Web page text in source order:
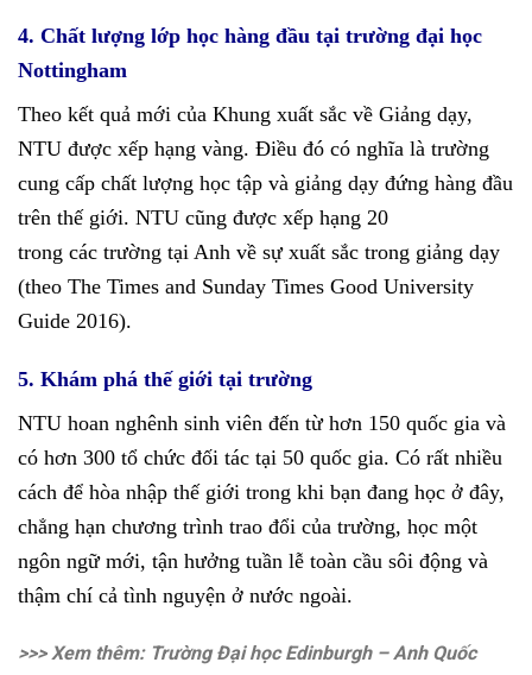
4. Chất lượng lớp học hàng đầu tại trường đại học
Nottingham
Theo kết quả mới của Khung xuất sắc về Giảng dạy,
NTU được xếp hạng vàng. Điều đó có nghĩa là trường
cung cấp chất lượng học tập và giảng dạy đứng hàng đầu
trên thế giới. NTU cũng được xếp hạng 20
trong các trường tại Anh về sự xuất sắc trong giảng dạy
(theo The Times and Sunday Times Good University
Guide 2016).
5. Khám phá thế giới tại trường
NTU hoan nghênh sinh viên đến từ hơn 150 quốc gia và
có hơn 300 tổ chức đối tác tại 50 quốc gia. Có rất nhiều
cách để hòa nhập thế giới trong khi bạn đang học ở đây,
chẳng hạn chương trình trao đổi của trường, học một
ngôn ngữ mới, tận hưởng tuần lễ toàn cầu sôi động và
thậm chí cả tình nguyện ở nước ngoài.
>>> Xem thêm: Trường Đại học Edinburgh – Anh Quốc